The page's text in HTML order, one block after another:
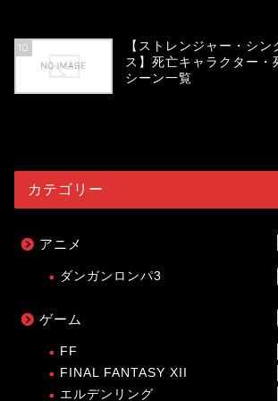
10
【ストレンジャー・シン
ス】死亡キャラクター・
シーン一覧
カテゴリー
アニメ
ダンガンロンパ3
ゲーム
FF
FINAL FANTASY XII
エルデンリング